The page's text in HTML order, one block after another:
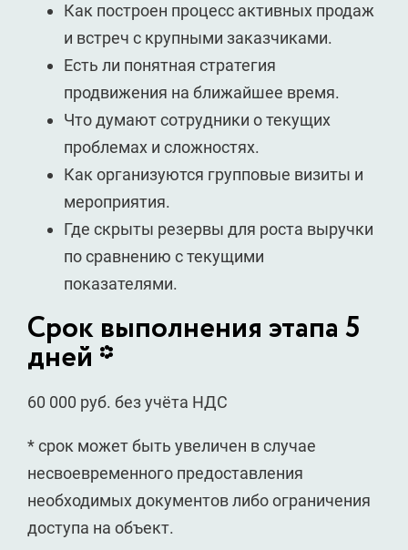
Как построен процесс активных продаж
и встреч с крупными заказчиками.
Есть ли понятная стратегия
продвижения на ближайшее время.
Что думают сотрудники о текущих
проблемах и сложностях.
Как организуются групповые визиты и
мероприятия.
Где скрыты резервы для роста выручки
по сравнению с текущими
показателями.
Срок выполнения этапа 5
дней *
60 000 руб. без учёта НДС
* срок может быть увеличен в случае
несвоевременного предоставления
необходимых документов либо ограничения
доступа на объект.